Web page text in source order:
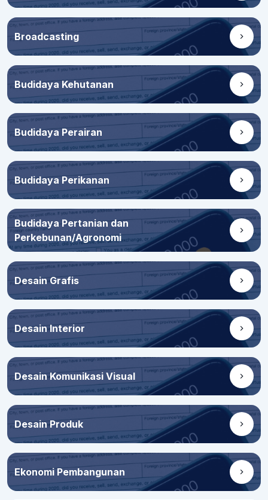
Broadcasting
Budidaya Kehutanan
Budidaya Perairan
Budidaya Perikanan
Budidaya Pertanian dan
Perkebunan/Agronomi
Desain Grafis
Desain Interior
Desain Komunikasi Visual
Desain Produk
Ekonomi Pembangunan